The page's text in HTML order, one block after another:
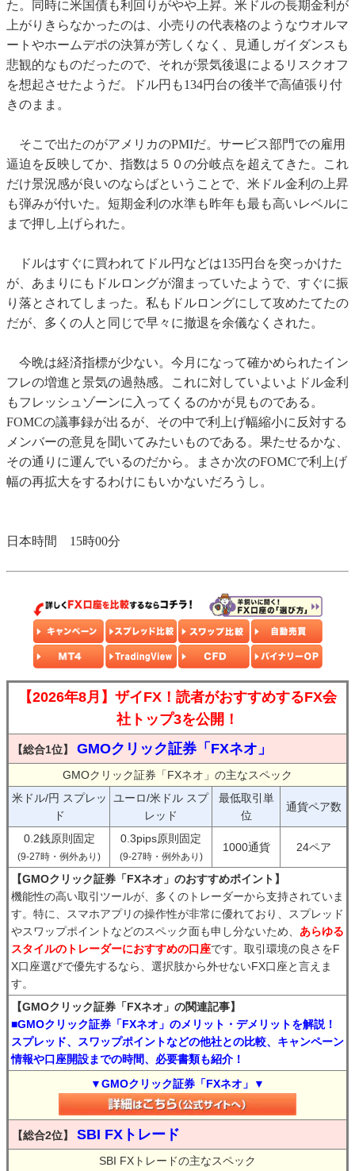
た。同時に米国債も利回りがやや上昇。米ドルの長期金利が
上がりきらなかったのは、小売りの代表格のようなウオルマ
ートやホームデポの決算が芳しくなく、見通しガイダンスも
悲観的なものだったので、それが景気後退によるリスクオフ
を想起させたようだ。ドル円も134円台の後半で高値張り付
きのまま。
そこで出たのがアメリカのPMIだ。サービス部門での雇用
逼迫を反映してか、指数は５０の分岐点を超えてきた。これ
だけ景況感が良いのならばということで、米ドル金利の上昇
も弾みが付いた。短期金利の水準も昨年も最も高いレベルに
まで押し上げられた。
ドルはすぐに買われてドル円などは135円台を突っかけた
が、あまりにもドルロングが溜まっていたようで、すぐに振
り落とされてしまった。私もドルロングにして攻めたてたの
だが、多くの人と同じで早々に撤退を余儀なくされた。
今晩は経済指標が少ない。今月になって確かめられたイン
フレの増進と景気の過熱感。これに対していよいよドル金利
もフレッシュゾーンに入ってくるのかが見ものである。
FOMCの議事録が出るが、その中で利上げ幅縮小に反対する
メンバーの意見を聞いてみたいものである。果たせるかな、
その通りに運んでいるのだから。まさか次のFOMCで利上げ
幅の再拡大をするわけにもいかないだろうし。
日本時間 15時00分
【2026年8月】ザイFX！読者がおすすめするFX会
社トップ3を公開！
【総合1位】 GMOクリック証券「FXネオ」
GMOクリック証券「FXネオ」の主なスペック
米ドル/円 スプレッ
ド
ユーロ/米ドル スプ
レッド
最低取引単
位
通貨ペア数
0.2銭原則固定
(9-27時・例外あり)
0.3pips原則固定
(9-27時・例外あり)
1000通貨 24ペア
【GMOクリック証券「FXネオ」のおすすめポイント】
機能性の高い取引ツールが、多くのトレーダーから支持されていま
す。特に、スマホアプリの操作性が非常に優れており、スプレッド
やスワップポイントなどのスペック面も申し分ないため、 あらゆる
スタイルのトレーダーにおすすめの口座です。取引環境の良さをF
X口座選びで優先するなら、選択肢から外せないFX口座と言えま
す。
【GMOクリック証券「FXネオ」の関連記事】
■GMOクリック証券「FXネオ」のメリット・デメリットを解説！
スプレッド、スワップポイントなどの他社との比較、キャンペーン
情報や口座開設までの時間、必要書類も紹介！
▼GMOクリック証券「FXネオ」▼
【総合2位】 SBI FXトレード
SBI FXトレードの主なスペック